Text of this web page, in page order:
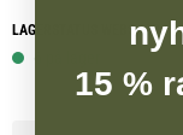
smag bevares bedst
Mush Mix it passer
hundeejere, der
LAGERSTATUS WEBSHOP
15 %